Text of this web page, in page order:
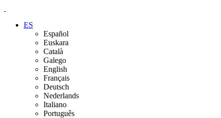
ES
Español
Euskara
Català
Galego
English
Français
Deutsch
Nederlands
Italiano
Português